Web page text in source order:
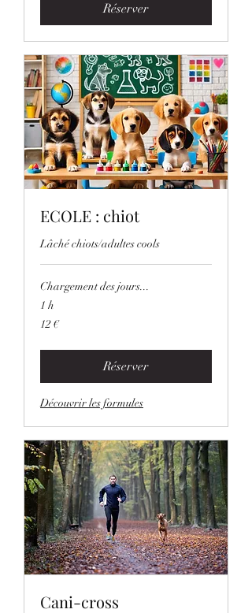
Réserver
ECOLE : chiot
Lâché chiots/adultes cools
Chargement des jours...
1 h
12
euros
12 €
Réserver
Découvrir les formules
Cani-cross